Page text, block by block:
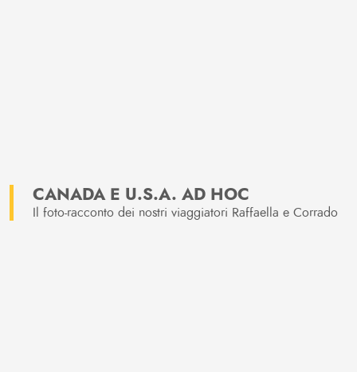
CANADA E U.S.A. AD HOC
Il foto-racconto dei nostri viaggiatori Raffaella e Corrado